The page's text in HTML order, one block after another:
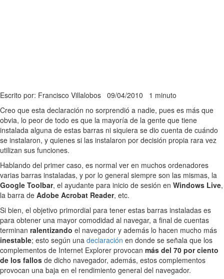
Escrito por: Francisco Villalobos 09/04/2010 1 minuto
Creo que esta declaración no sorprendió a nadie, pues es más que
obvia, lo peor de todo es que la mayoría de la gente que tiene
instalada alguna de estas barras ni siquiera se dio cuenta de cuándo
se instalaron, y quienes si las instalaron por decisión propia rara vez
utilizan sus funciones.
Hablando del primer caso, es normal ver en muchos ordenadores
varias barras instaladas, y por lo general siempre son las mismas, la
Google Toolbar, el ayudante para inicio de sesión en Windows Live,
la barra de Adobe Acrobat Reader, etc.
Si bien, el objetivo primordial para tener estas barras instaladas es
para obtener una mayor comodidad al navegar, a final de cuentas
terminan ralentizando el navegador y además lo hacen mucho más
inestable; esto según una declaración en donde se señala que los
complementos de Internet Explorer provocan más del 70 por ciento
de los fallos de dicho navegador, además, estos complementos
provocan una baja en el rendimiento general del navegador.